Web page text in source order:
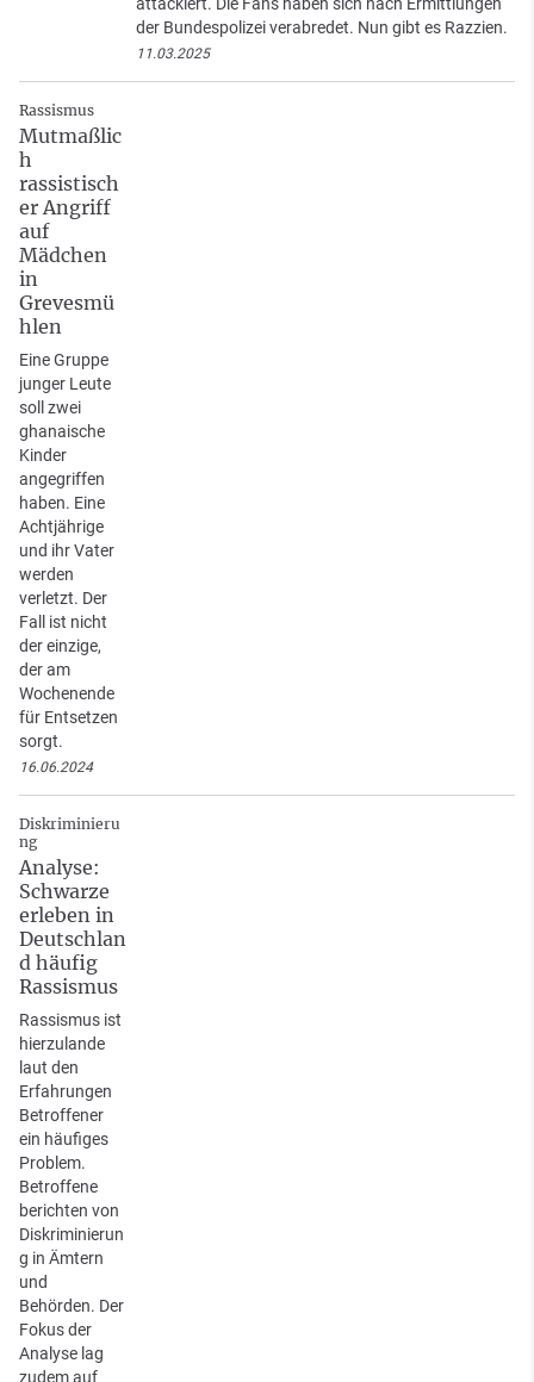
der Bundespolizei verabredet. Nun gibt es Razzien.
11.03.2025
Rassismus
Mutmaßlic
h
rassistisch
er Angriff
auf
Mädchen
in
Grevesmü
hlen
Eine Gruppe
junger Leute
soll zwei
ghanaische
Kinder
angegriffen
haben. Eine
Achtjährige
und ihr Vater
werden
verletzt. Der
Fall ist nicht
der einzige,
der am
Wochenende
für Entsetzen
sorgt.
16.06.2024
Diskriminieru
ng
Analyse:
Schwarze
erleben in
Deutschlan
d häufig
Rassismus
Rassismus ist
hierzulande
laut den
Erfahrungen
Betroffener
ein häufiges
Problem.
Betroffene
berichten von
Diskriminierun
g in Ämtern
und
Behörden. Der
Fokus der
Analyse lag
zudem auf